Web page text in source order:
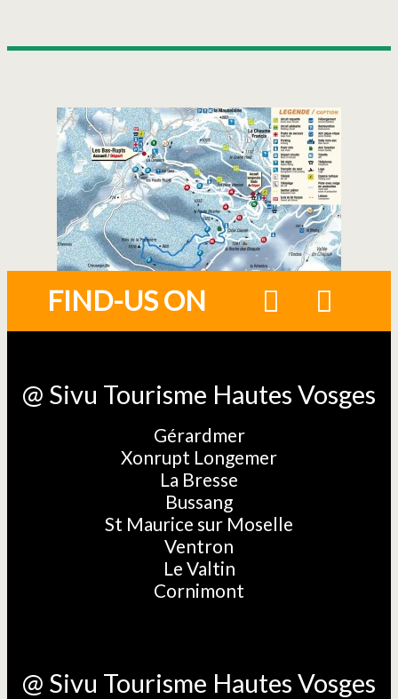
FIND-US ON
@ Sivu Tourisme Hautes Vosges
Gérardmer
Xonrupt Longemer
La Bresse
Bussang
St Maurice sur Moselle
Ventron
Le Valtin
Cornimont
@ Sivu Tourisme Hautes Vosges